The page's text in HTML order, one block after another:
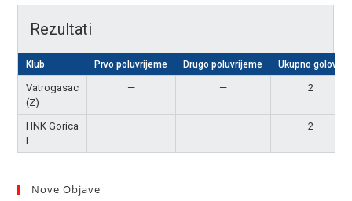
Rezultati
Klub Prvo poluvrijeme Drugo poluvrijeme Ukupno golova
Vatrogasac
(Z)
— — 2
HNK Gorica
I
— — 2
Nove Objave